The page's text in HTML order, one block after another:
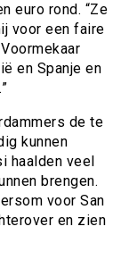
euro rond. “Ze
voor een faire
en Spanje en
de te
kunnen
haalden veel
brengen.
voor San
en zien